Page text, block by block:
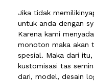
Jika tidak
untuk anda dengan
Karena kami
monoton maka akan
spesial. Maka dari
kustomisasi tas
dari, model, desain